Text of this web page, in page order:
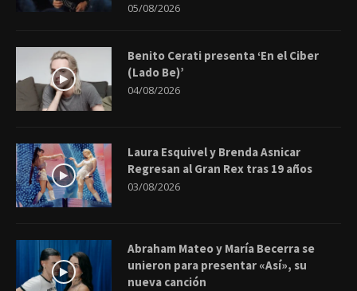
05/08/2026
Benito Cerati presenta ‘En el Ciber
(Lado Be)’
04/08/2026
Laura Esquivel y Brenda Asnicar
Regresan al Gran Rex tras 19 años
03/08/2026
Abraham Mateo y María Becerra se
unieron para presentar «Así», su
nueva canción